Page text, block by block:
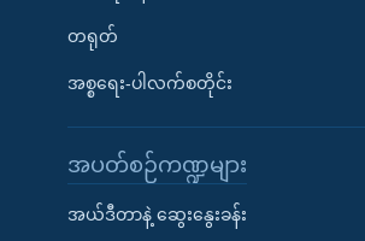
တရုတ်
အစ္စရေး-ပါလက်စတိုင်း
အပတ်စဉ်ကဏ္ဍများ
အယ်ဒီတာနဲ့ ဆွေးနွေးခန်း